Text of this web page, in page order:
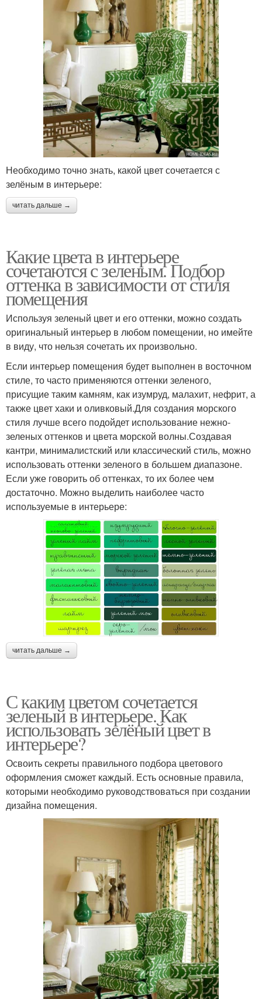
Необходимо точно знать, какой цвет сочетается с
зелёным в интерьере:
читать дальше →
Какие цвета в интерьере
сочетаются с зеленым. Подбор
оттенка в зависимости от стиля
помещения
Используя зеленый цвет и его оттенки, можно создать
оригинальный интерьер в любом помещении, но имейте
в виду, что нельзя сочетать их произвольно.
Если интерьер помещения будет выполнен в восточном
стиле, то часто применяются оттенки зеленого,
присущие таким камням, как изумруд, малахит, нефрит, а
также цвет хаки и оливковый.Для создания морского
стиля лучше всего подойдет использование нежно-
зеленых оттенков и цвета морской волны.Создавая
кантри, минималистский или классический стиль, можно
использовать оттенки зеленого в большем диапазоне.
Если уже говорить об оттенках, то их более чем
достаточно. Можно выделить наиболее часто
используемые в интерьере:
читать дальше →
С каким цветом сочетается
зеленый в интерьере. Как
использовать зелёный цвет в
интерьере?
Освоить секреты правильного подбора цветового
оформления сможет каждый. Есть основные правила,
которыми необходимо руководствоваться при создании
дизайна помещения.